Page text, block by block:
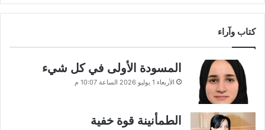
كتاب وآراء
المسودة الأولى في كل شيء
الأربعاء 1 يوليو 2026 الساعة 10:07 م
الطمأنينة قوة خفية